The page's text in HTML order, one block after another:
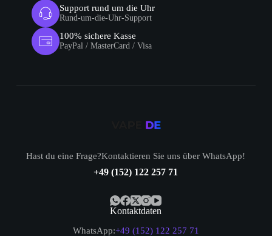
Support rund um die Uhr
Rund-um-die-Uhr-Support
100% sichere Kasse
PayPal / MasterCard / Visa
Hast du eine Frage?Kontaktieren Sie uns über WhatsApp!
+49 (152) 122 257 71
Kontaktdaten
WhatsApp:+49 (152) 122 257 71